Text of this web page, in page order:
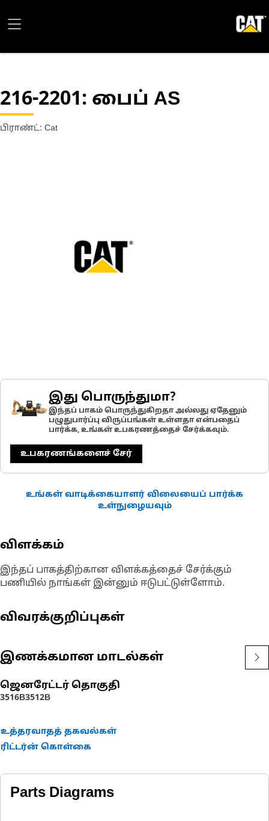
216-2201: பைப் AS
பிராண்ட்: Cat
இது பொருந்துமா?
இந்தப் பாகம் பொருந்துகிறதா அல்லது ஏதேனும்
பழுதுபார்ப்பு விருப்பங்கள் உள்ளதா என்பதைப்
பார்க்க, உங்கள் உபகரணத்தைச் சேர்க்கவும்.
உபகரணங்களைச் சேர்
உங்கள் வாடிக்கையாளர் விலையைப் பார்க்க
உள்நுழையவும்
விளக்கம்
இந்தப் பாகத்திற்கான விளக்கத்தைச் சேர்க்கும்
பணியில் நாங்கள் இன்னும் ஈடுபட்டுள்ளோம்.
விவரக்குறிப்புகள்
இணக்கமான மாடல்கள்
ஜெனரேட்டர் தொகுதி
3516B3512B
உத்தரவாதத் தகவல்கள்
ரிட்டர்ன் கொள்கை
Parts Diagrams